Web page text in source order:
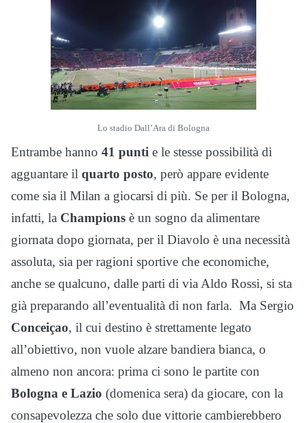
Lo stadio Dall’Ara di Bologna
Entrambe hanno 41 punti e le stesse possibilità di
agguantare il quarto posto, però appare evidente
come sia il Milan a giocarsi di più. Se per il Bologna,
infatti, la Champions è un sogno da alimentare
giornata dopo giornata, per il Diavolo è una necessità
assoluta, sia per ragioni sportive che economiche,
anche se qualcuno, dalle parti di via Aldo Rossi, si sta
già preparando all’eventualità di non farla. Ma Sergio
Conceiçao, il cui destino è strettamente legato
all’obiettivo, non vuole alzare bandiera bianca, o
almeno non ancora: prima ci sono le partite con
Bologna e Lazio (domenica sera) da giocare, con la
consapevolezza che solo due vittorie cambierebbero